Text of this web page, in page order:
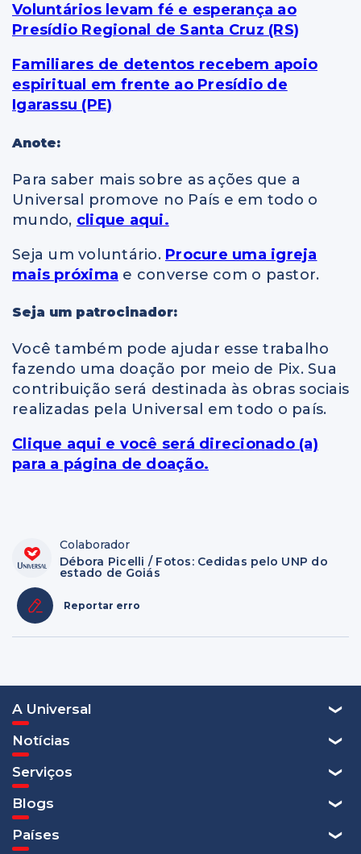
Voluntários levam fé e esperança ao
Presídio Regional de Santa Cruz (RS)
Familiares de detentos recebem apoio
espiritual em frente ao Presídio de
Igarassu (PE)
Anote:
Para saber mais sobre as ações que a
Universal promove no País e em todo o
mundo, clique aqui.
Seja um voluntário. Procure uma igreja
mais próxima e converse com o pastor.
Seja um patrocinador:
Você também pode ajudar esse trabalho
fazendo uma doação por meio de Pix. Sua
contribuição será destinada às obras sociais
realizadas pela Universal em todo o país.
Clique aqui e você será direcionado (a)
para a página de doação.
Colaborador
Débora Picelli / Fotos: Cedidas pelo UNP do
estado de Goiás
Reportar erro
A Universal
Notícias
Serviços
Blogs
Países